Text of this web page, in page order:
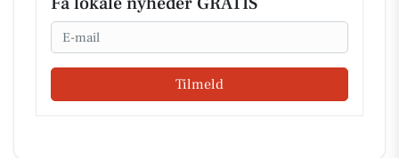
Email
Tilmeld